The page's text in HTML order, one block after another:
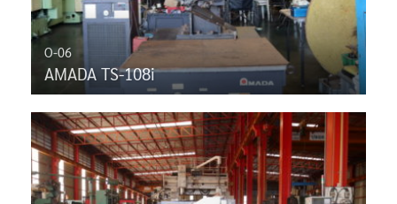
O-06
AMADA TS-108i